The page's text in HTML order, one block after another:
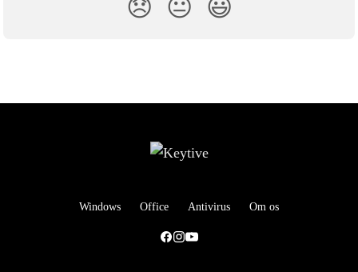
😞 😐 😃
Windows Office Antivirus Om os